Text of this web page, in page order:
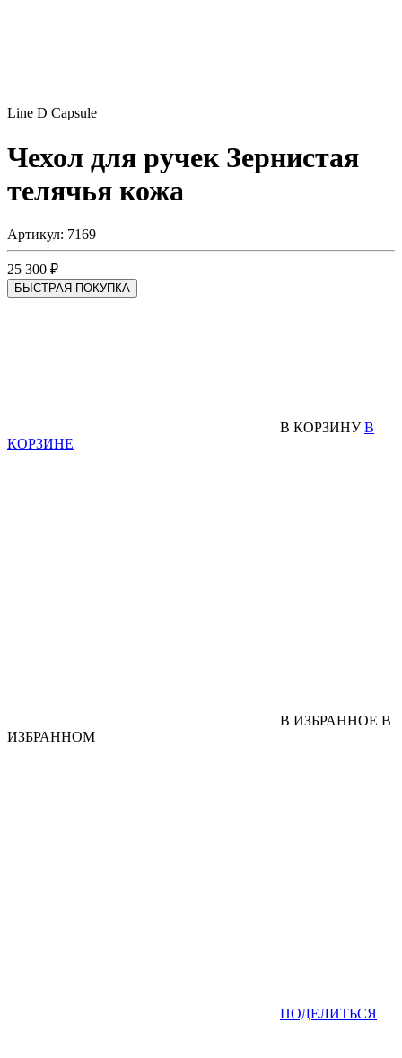
Line D Capsule
Чехол для ручек Зернистая
телячья кожа
Артикул: 7169
25 300 ₽
БЫСТРАЯ ПОКУПКА
В КОРЗИНУ В
КОРЗИНЕ
В ИЗБРАННОЕ В
ИЗБРАННОМ
ПОДЕЛИТЬСЯ